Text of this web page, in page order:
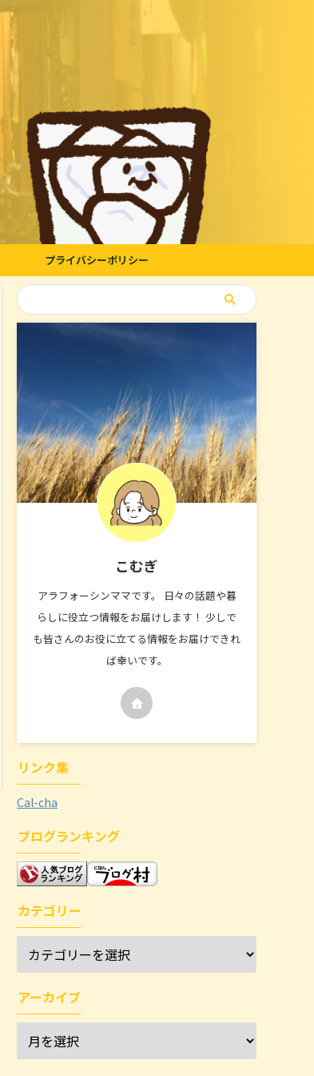
プライバシーポリシー
こむぎ
アラフォーシンママです。 日々の話題や暮
らしに役立つ情報をお届けします！ 少しで
も皆さんのお役に立てる情報をお届けできれ
ば幸いです。
リンク集
Cal-cha
ブログランキング
カテゴリー
アーカイブ